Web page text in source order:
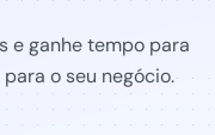
e ganhe tempo para
o seu negócio.